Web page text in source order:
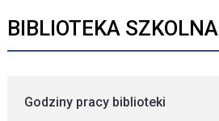
BIBLIOTEKA SZKOLNA
Godziny pracy biblioteki